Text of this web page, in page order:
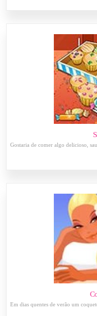
Gostaria de comer algo delicioso,
Em dias quentes de verão um